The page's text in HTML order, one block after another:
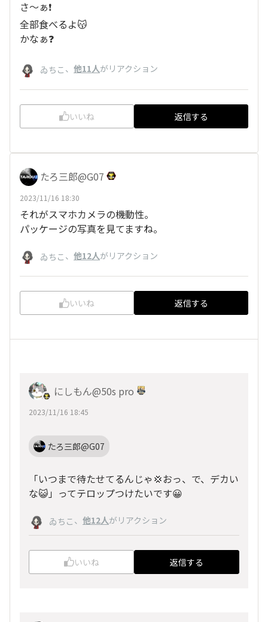
さ〜ぁ❗
全部食べるよ😽
かなぁ❓
ゐちこ 、 他11人がリアクション
いいね 返信する
たろ三郎@G07
2023/11/16 18:30
それがスマホカメラの機動性。
パッケージの写真を見てますね。
ゐちこ 、 他12人がリアクション
いいね 返信する
にしもん@50s pro
2023/11/16 18:45
たろ三郎@G07
「いつまで待たせてるんじゃ💢おっ、で、デカい
な😺」ってテロップつけたいです😀
ゐちこ 、 他12人がリアクション
いいね 返信する